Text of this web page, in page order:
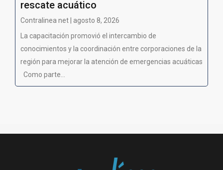
rescate acuático
Contralinea net | agosto 8, 2026
La capacitación promovió el intercambio de
conocimientos y la coordinación entre corporaciones de la
región para mejorar la atención de emergencias acuáticas
Como parte...